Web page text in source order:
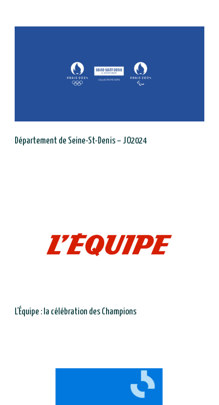
Département de Seine-St-Denis – JO2024
L’Équipe : la célébration des Champions